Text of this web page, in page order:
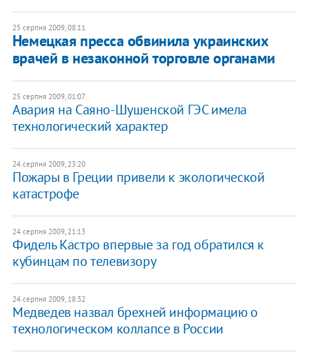
25 серпня 2009, 08:11
Немецкая пресса обвинила украинских
врачей в незаконной торговле органами
25 серпня 2009, 01:07
Авария на Саяно-Шушенской ГЭС имела
технологический характер
24 серпня 2009, 23:20
Пожары в Греции привели к экологической
катастрофе
24 серпня 2009, 21:13
Фидель Кастро впервые за год обратился к
кубинцам по телевизору
24 серпня 2009, 18:32
Медведев назвал брехней информацию о
технологическом коллапсе в России